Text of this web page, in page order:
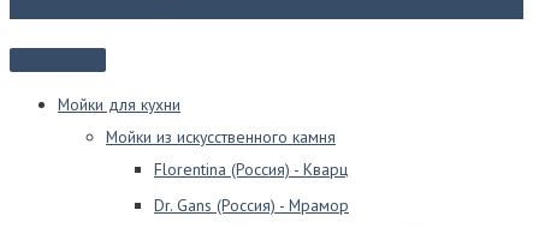
Мойки для кухни
Мойки из искусственного камня
Florentina (Россия) - Кварц
Dr. Gans (Россия) - Мрамор